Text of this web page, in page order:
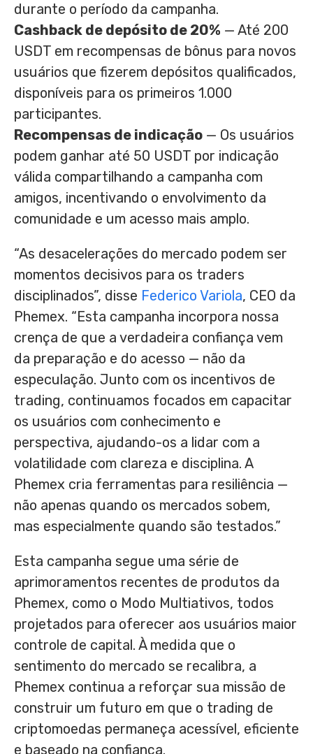
durante o período da campanha.
Cashback de depósito de 20% — Até 200
USDT em recompensas de bônus para novos
usuários que fizerem depósitos qualificados,
disponíveis para os primeiros 1.000
participantes.
Recompensas de indicação — Os usuários
podem ganhar até 50 USDT por indicação
válida compartilhando a campanha com
amigos, incentivando o envolvimento da
comunidade e um acesso mais amplo.
“As desacelerações do mercado podem ser
momentos decisivos para os traders
disciplinados”, disse Federico Variola, CEO da
Phemex. “Esta campanha incorpora nossa
crença de que a verdadeira confiança vem
da preparação e do acesso — não da
especulação. Junto com os incentivos de
trading, continuamos focados em capacitar
os usuários com conhecimento e
perspectiva, ajudando-os a lidar com a
volatilidade com clareza e disciplina. A
Phemex cria ferramentas para resiliência —
não apenas quando os mercados sobem,
mas especialmente quando são testados.”
Esta campanha segue uma série de
aprimoramentos recentes de produtos da
Phemex, como o Modo Multiativos, todos
projetados para oferecer aos usuários maior
controle de capital. À medida que o
sentimento do mercado se recalibra, a
Phemex continua a reforçar sua missão de
construir um futuro em que o trading de
criptomoedas permaneça acessível, eficiente
e baseado na confiança.